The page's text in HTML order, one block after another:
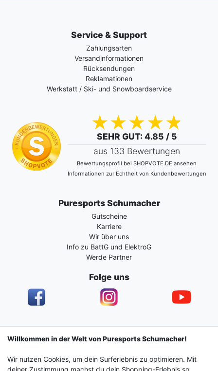
Service & Support
Zahlungsarten
Versandinformationen
Rücksendungen
Reklamationen
Werkstatt / Ski- und Snowboardservice
SEHR GUT: 4.85 / 5
aus 133 Bewertungen
Bewertungsprofil bei SHOPVOTE.DE ansehen
Informationen zur Echtheit von Kundenbewertungen
Puresports Schumacher
Gutscheine
Karriere
Wir über uns
Info zu BattG und ElektroG
Werde Partner
Folge uns
Impressum Daten­schutz­erklärung AGB
Barrierefreiheitserklärung Widerrufs­recht
Willkommen in der Welt von Puresports Schumacher!
Wir nutzen Cookies, um dein Surferlebnis zu optimieren. Mit
deiner Zustimmung machst du dein Shopping-Erlebnis so